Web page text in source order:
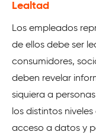
Lealtad
Los empleados
de ellos debe ser
consumidores,
deben revelar
siquiera a
los distintos
acceso a datos y